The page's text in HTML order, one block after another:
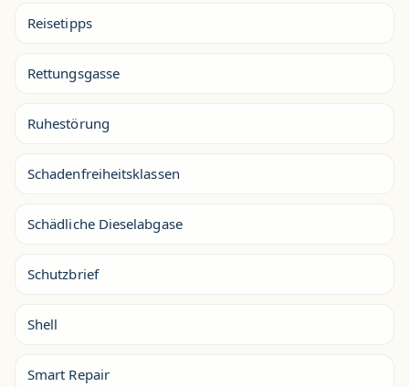
Reisetipps
Rettungsgasse
Ruhestörung
Schadenfreiheitsklassen
Schädliche Dieselabgase
Schutzbrief
Shell
Smart Repair